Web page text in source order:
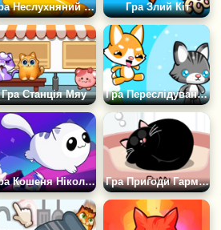
Гра Неслухняний Кіт Гра Злий Кіт
Гра Станція Мяу Гра Переслідування Кішки
Гра Кошеня Ніколи не Помре Гра Пригоди Гармати на кухні